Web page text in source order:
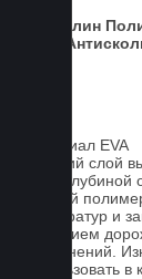
Ковролин
Материал EVA
Верхний слой
сетки
Данный
температур и
действием
загрязнений.
использовать в